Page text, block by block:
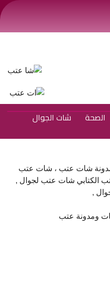
الصحة
شات الجوال
شات عتب ، شات عتب
الكتابي شات عتب لجوال ,
,
ومدونة عتب